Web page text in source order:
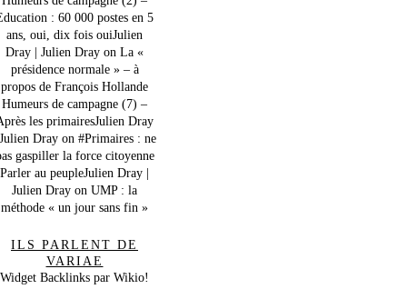
: 60 000 postes en 5
ans, oui, dix fois ouiJulien
Dray | Julien Dray on La «
présidence normale » – à
propos de François Hollande
Humeurs de campagne (7) –
les primairesJulien Dray
Dray on #Primaires : ne
gaspiller la force citoyenne
Parler au peupleJulien Dray |
Julien Dray on UMP : la
méthode « un jour sans fin »
ILS PARLENT DE
VARIAE
Widget Backlinks par Wikio!